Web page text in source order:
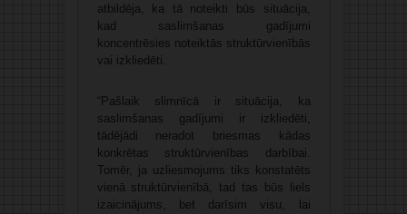
atbildēja, ka tā noteikti būs situācija,
kad saslimšanas gadījumi
koncentrēsies noteiktās struktūrvienībās
vai izkliedēti.
“Pašlaik slimnīcā ir situācija, ka
saslimšanas gadījumi ir izkliedēti,
tādējādi neradot briesmas kādas
konkrētas struktūrvienības darbībai.
Tomēr, ja uzliesmojums tiks konstatēts
vienā struktūrvienībā, tad tas būs liels
izaicinājums, bet darīsim visu, lai